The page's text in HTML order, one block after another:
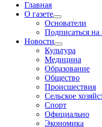
Главная
О газете
Основатели
Подписаться на
Новости
Культура
Медицина
Образование
Общество
Происшествия
Сельское
Спорт
Официально
Экономика